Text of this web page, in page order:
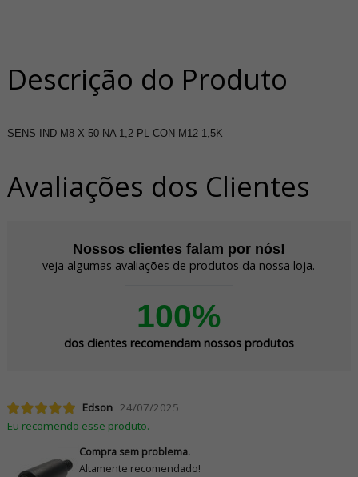
Descrição do Produto
SENS IND M8 X 50 NA 1,2 PL CON M12 1,5K
Avaliações dos Clientes
Nossos clientes falam por nós!
veja algumas avaliações de produtos da nossa loja.
100%
dos clientes recomendam nossos produtos
Edson 24/07/2025
Eu recomendo esse produto.
Compra sem problema.
Altamente recomendado!